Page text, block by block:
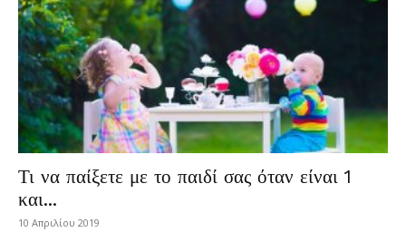
Τι να παίξετε με το παιδί σας όταν είναι 1
και...
10 Απριλίου 2019